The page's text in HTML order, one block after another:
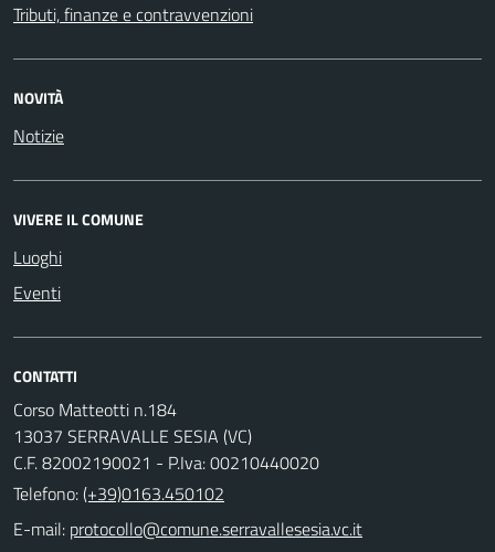
Tributi, finanze e contravvenzioni
NOVITÀ
Notizie
VIVERE IL COMUNE
Luoghi
Eventi
CONTATTI
Corso Matteotti n.184
13037 SERRAVALLE SESIA (VC)
C.F. 82002190021 - P.Iva: 00210440020
Telefono:(+39)0163.450102
E-mail: